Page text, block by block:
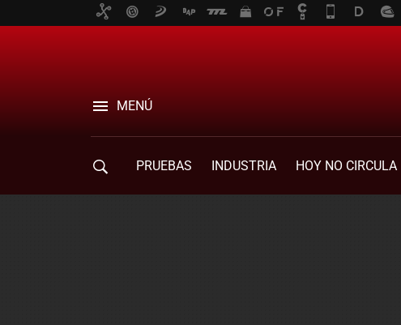
MENÚ
PRUEBAS INDUSTRIA HOY NO CIRCULA